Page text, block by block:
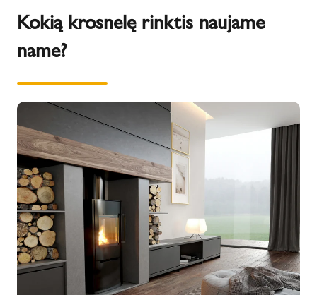
Kokią krosnelę rinktis naujame
name?